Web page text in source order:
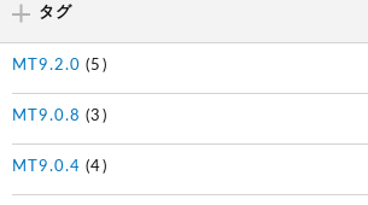
タグ
MT9.2.0 (5)
MT9.0.8 (3)
MT9.0.4 (4)